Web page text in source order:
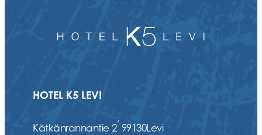
HOTEL K5 LEVI
Kätkänrannantie 2
,
99130Levi